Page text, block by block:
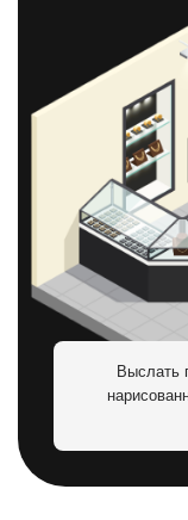
Выслать